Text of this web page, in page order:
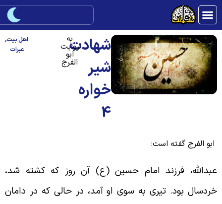
شهادت
شیر
خواره
4
به
روایت
ابو
الفرج
اهل بیت,
عبرات
الفرج گفته است:
فرزند امام حسین (ع) آن روز که کشته شد،
بود. تیری به سوی او آمد، در حالی که در دامان